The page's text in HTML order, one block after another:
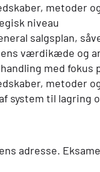
metoder
niveau
salgsplan,
værdikæde og
med
metoder
system til lagring
adresse.